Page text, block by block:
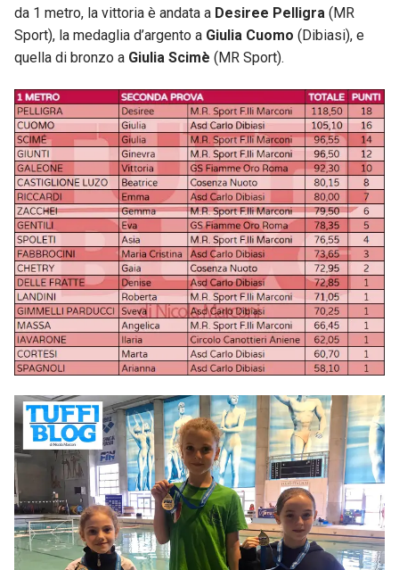
da 1 metro, la vittoria è andata a Desiree Pelligra (MR
Sport), la medaglia d’argento a Giulia Cuomo (Dibiasi), e
quella di bronzo a Giulia Scimè (MR Sport).